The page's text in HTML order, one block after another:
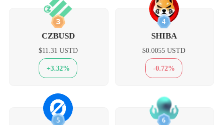
3
CZBUSD
$11.31 USTD
+3.32%
4
SHIBA
$0.0055 USTD
-0.72%
5 6